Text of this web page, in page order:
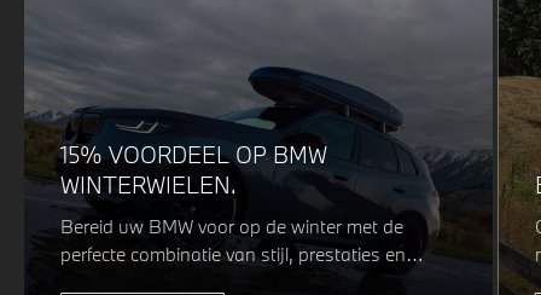
15% VOORDEEL OP BMW
WINTERWIELEN.
Bereid uw BMW voor op de winter met de
perfecte combinatie van stijl, prestaties en
veiligheid. Of u nu kiest voor een sportieve of